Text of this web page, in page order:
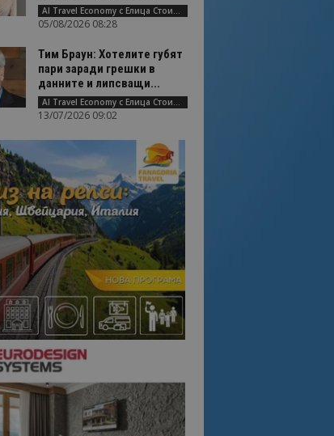
AI Travel Economy с Елица Стоилова
05/08/2026 08:28
Тим Браун: Хотелите губят
пари заради грешки в
данните и липсващи...
AI Travel Economy с Елица Стоилова
13/07/2026 09:02